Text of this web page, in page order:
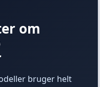
om
bruger helt